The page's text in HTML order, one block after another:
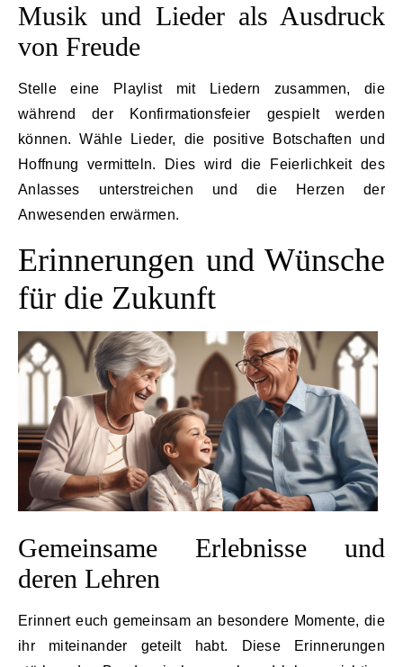
Musik und Lieder als Ausdruck
von Freude
Stelle eine Playlist mit Liedern zusammen, die
während der Konfirmationsfeier gespielt werden
können. Wähle Lieder, die positive Botschaften und
Hoffnung vermitteln. Dies wird die Feierlichkeit des
Anlasses unterstreichen und die Herzen der
Anwesenden erwärmen.
Erinnerungen und Wünsche
für die Zukunft
Gemeinsame Erlebnisse und
deren Lehren
Erinnert euch gemeinsam an besondere Momente, die
ihr miteinander geteilt habt. Diese Erinnerungen